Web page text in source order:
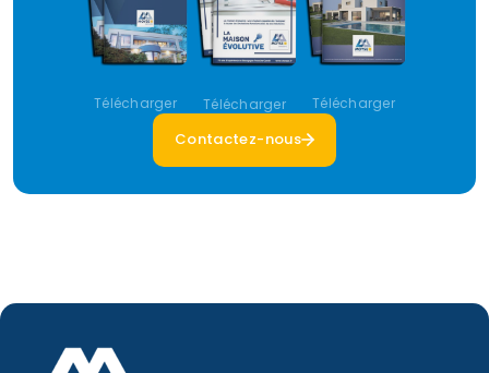
Télécharger Télécharger Télécharger
Contactez-nous